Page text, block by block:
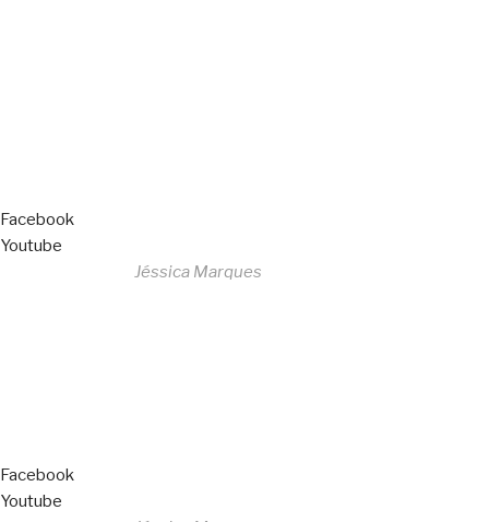
Facebook
Youtube
Jéssica Marques
Facebook
Youtube